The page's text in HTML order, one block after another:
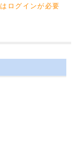
ログインが必要